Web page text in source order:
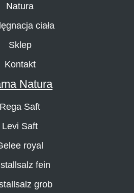
Natura
ciała
Sklep
Kontakt
Natura
Rega Saft
Levi Saft
royal
fein
grob